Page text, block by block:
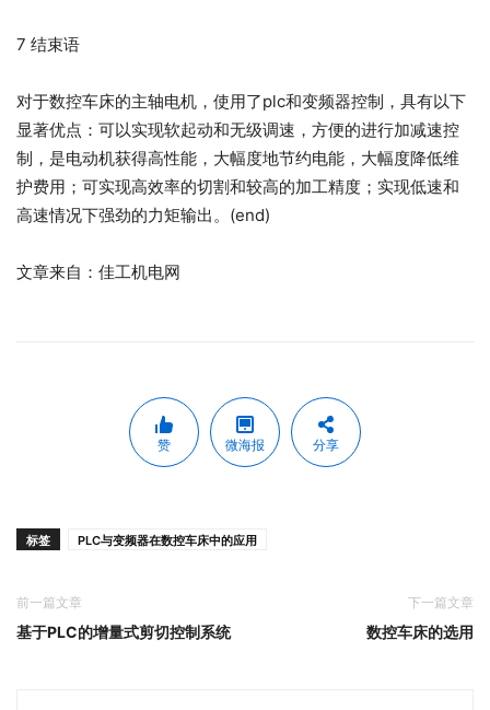
7 结束语
对于数控车床的主轴电机，使用了plc和变频器控制，具有以下
显著优点：可以实现软起动和无级调速，方便的进行加减速控
制，是电动机获得高性能，大幅度地节约电能，大幅度降低维
护费用；可实现高效率的切割和较高的加工精度；实现低速和
高速情况下强劲的力矩输出。(end)
文章来自：佳工机电网
赞 微海报 分享
标签 PLC与变频器在数控车床中的应用
前一篇文章
基于PLC的增量式剪切控制系统
下一篇文章
数控车床的选用